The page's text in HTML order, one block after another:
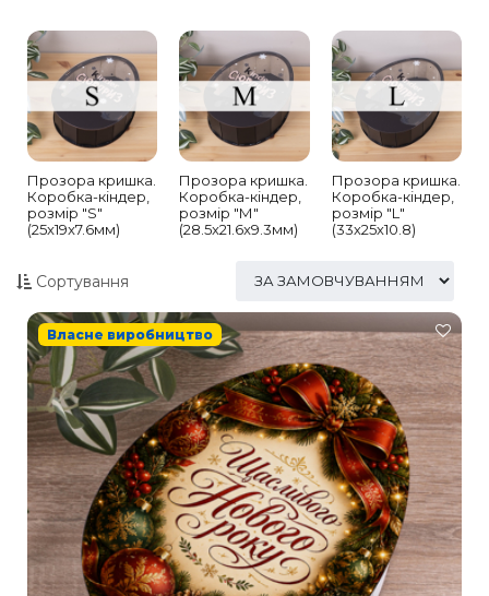
Прозора кришка.
Коробка-кіндер,
розмір "S"
(25x19x7.6мм)
Прозора кришка.
Коробка-кіндер,
розмір "М"
(28.5x21.6x9.3мм)
Прозора кришка.
Коробка-кіндер,
розмір "L"
(33х25х10.8)
Сортування
Власне виробництво